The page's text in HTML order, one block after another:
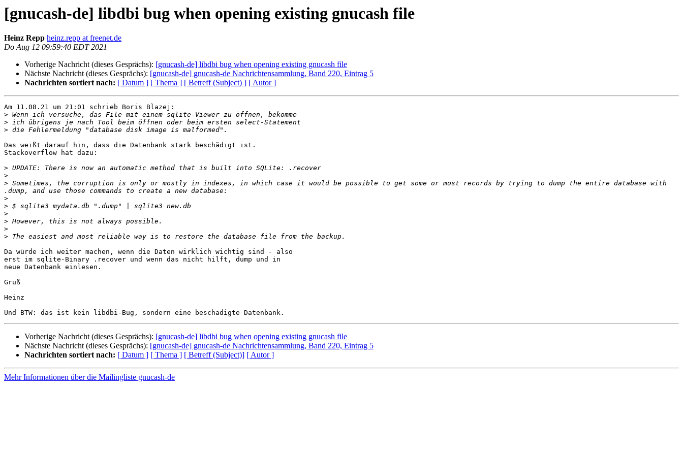
[gnucash-de] libdbi bug when opening existing gnucash file
Heinz Repp heinz.repp at freenet.de
Do Aug 12 09:59:40 EDT 2021
Vorherige Nachricht (dieses Gesprächs): [gnucash-de] libdbi bug when opening existing gnucash file
Nächste Nachricht (dieses Gesprächs): [gnucash-de] gnucash-de Nachrichtensammlung, Band 220, Eintrag 5
Nachrichten sortiert nach: [ Datum ] [ Thema ] [ Betreff (Subject) ] [ Autor ]
Am 11.08.21 um 21:01 schrieb Boris Blazej:
>
>
>
Das weißt darauf hin, dass die Datenbank stark beschädigt ist.
Stackoverflow hat dazu:
>
>
> Sometimes, the corruption is only or mostly in indexes, in which case it would be possible to get some or most records by trying to dump the entire database with
>
>
>
>
>
>
Da würde ich weiter machen, wenn die Daten wirklich wichtig sind - also
erst im sqlite-Binary .recover und wenn das nicht hilft, dump und in
neue Datenbank einlesen.
Gruß
Heinz
Vorherige Nachricht (dieses Gesprächs): [gnucash-de] libdbi bug when opening existing gnucash file
Nächste Nachricht (dieses Gesprächs): [gnucash-de] gnucash-de Nachrichtensammlung, Band 220, Eintrag 5
Nachrichten sortiert nach: [ Datum ] [ Thema ] [ Betreff (Subject)] [ Autor ]
Mehr Informationen über die Mailingliste gnucash-de